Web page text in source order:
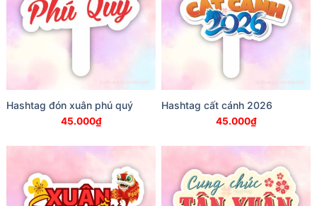
Hashtag đón xuân phú quý
45.000₫
Hashtag cất cánh 2026
45.000₫